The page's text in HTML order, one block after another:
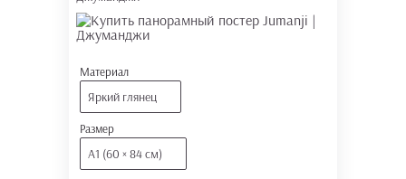
Материал
Яркий глянец
Размер
А1 (60 × 84 см)